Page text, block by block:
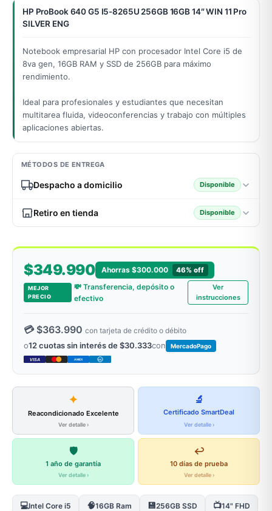
→
HP ProBook 640 G5 I5-8265U 256GB 16GB 14″ WIN 11 Pro
SILVER ENG
Notebook empresarial HP con procesador Intel Core i5 de
8va gen, 16GB RAM y SSD de 256GB para máximo
rendimiento.
Ideal para profesionales y estudiantes que necesitan
multitarea fluida, videoconferencias y trabajo con múltiples
aplicaciones abiertas.
MÉTODOS DE ENTREGA
Despacho a domicilio Disponible
Retiro en tienda Disponible
$349.990 Ahorras $300.000 46% off
MEJOR
PRECIO
💸 Transferencia, depósito o
efectivo
Ver
instrucciones
💳 $363.990 con tarjeta de crédito o débito
o12 cuotas sin interés de $30.333con MercadoPago
VISA AMEX DC
✦
Reacondicionado Excelente
Ver detalle ›
🔬
Certificado SmartDeal
Ver detalle ›
🛡️
1 año de garantía
Ver detalle ›
↩️
10 días de prueba
Ver detalle ›
💻Intel Core i5 🧠16GB Ram 💾256GB SSD 📺14" FHD